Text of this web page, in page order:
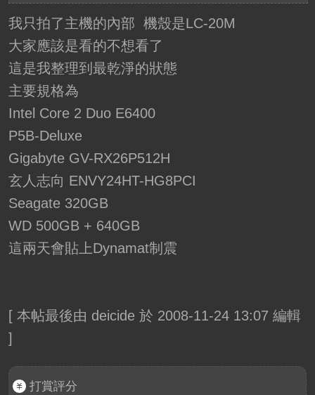
我只拍了主機的內部 機殼是LC-20M
大家應該是看的不想看了
這是我整理到最乾淨的狀態
主要規格為
Intel Core 2 Duo E6400
P5B-Deluxe
Gigabyte GV-RX26P512H
玄人志向 ENVY24HT-HG8PCI
Seagate 320GB
WD 500GB + 640GB
這兩天會貼上Dynamat制震
[本帖最後由 deicide 於 2008-11-24 13:07 編輯
]
打賞評分